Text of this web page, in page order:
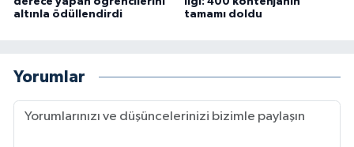
altınla ödüllendirdi
tamamı doldu
Yorumlar